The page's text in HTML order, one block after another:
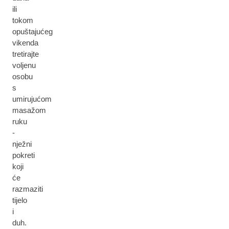
ili
tokom
opuštajućeg
vikenda
tretirajte
voljenu
osobu
s
umirujućom
masažom
ruku
-
nježni
pokreti
koji
će
razmaziti
tijelo
i
duh.